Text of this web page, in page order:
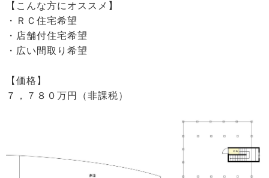
【こんな方にオススメ】
・ＲＣ住宅希望
・店舗付住宅希望
・広い間取り希望
【価格】
７，７８０万円（非課税）